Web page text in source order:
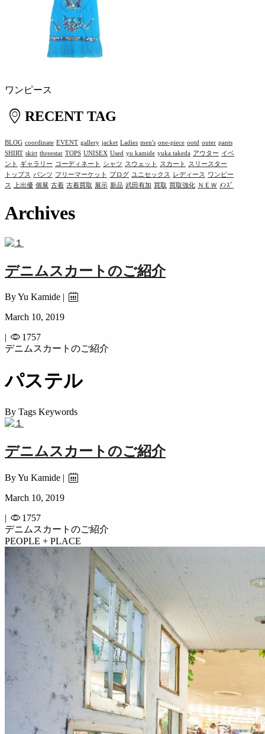
ワンピース
RECENT TAG
BLOG coordinate EVENT gallery jacket Ladies men's one-piece ootd outer pants
SHIRT skirt threestar TOPS UNISEX Used yu kamide yuka takeda アウター イベ
ント
ギャラリー コーディネート シャツ スウェット スカート
スリースター
トップス
パンツ フリーマーケット ブログ ユニセックス レディース
ワンピー
ス
上出優 個展 古着 古着買取 展示 新品 武田有加 買取 買取強化 ＮＥＷ ﾒﾝｽﾞ
Archives
デニムスカートのご紹介
By Yu Kamide |
March 10, 2019
|
1757
デニムスカートのご紹介
パステル
By Tags Keywords
デニムスカートのご紹介
By Yu Kamide |
March 10, 2019
|
1757
デニムスカートのご紹介
PEOPLE + PLACE